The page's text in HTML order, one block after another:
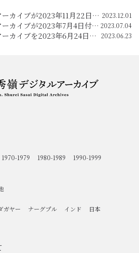
佐々井秀嶺デジタルアーカイブが2023年11月22日付の毎日新聞（夕刊）の4面で紹介されました。 2023.12.01
佐々井秀嶺デジタルアーカイブが2023年7月4日付の京都新聞の7面で紹介されました。 2023.07.04
佐々井秀嶺デジタルアーカイブを2023年6月24日に公開します。 2023.06.23
1970-1979 1980-1989
1990-1999
ガヤー ナーグプル インド
日本